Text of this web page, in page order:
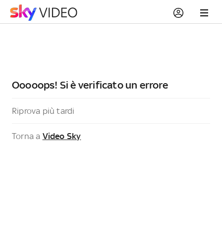
Ooooops! Si è verificato un errore
Riprova più tardi
Torna a Video Sky